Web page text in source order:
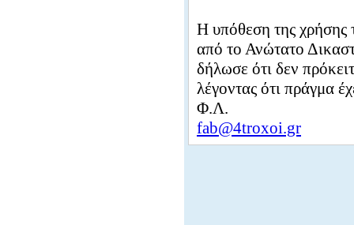
Η υπόθεση της χρήσης
από το Ανώτατο
δήλωσε ότι δεν
λέγοντας ότι πράγμα
Φ.Λ.
fab@4troxoi.gr